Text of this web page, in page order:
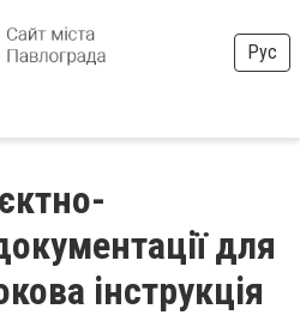
Рус
для
інструкція